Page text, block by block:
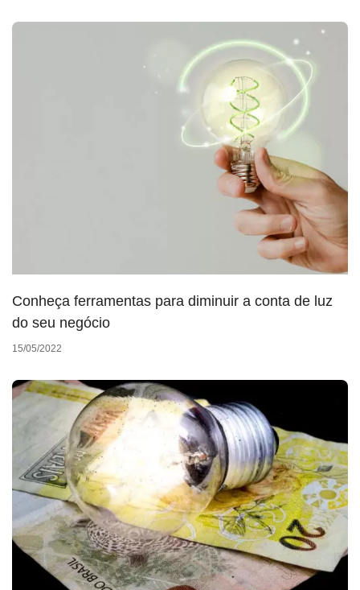
Conheça ferramentas para diminuir a conta de luz
do seu negócio
15/05/2022